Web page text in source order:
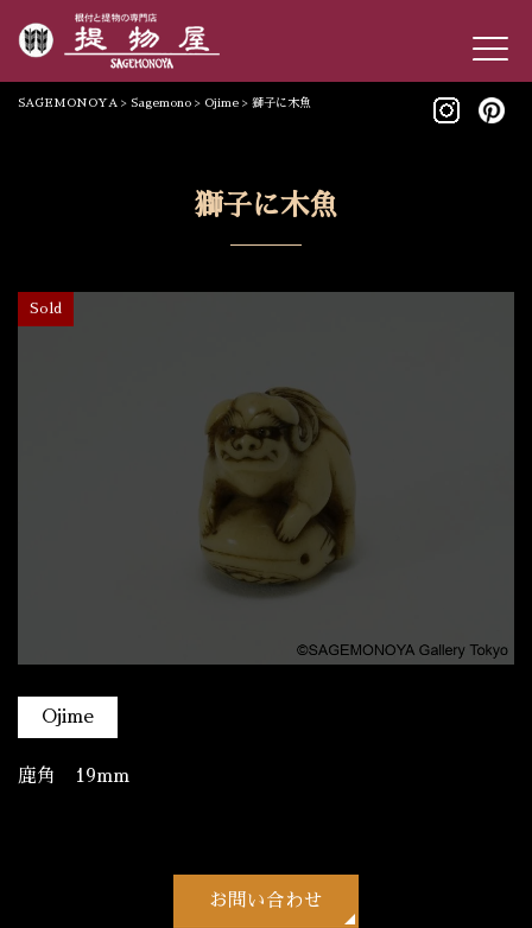
SAGEMONOYA > Sagemono > Ojime > 獅子に木魚
獅子に木魚
Sold
Ojime
鹿角 19mm
お問い合わせ